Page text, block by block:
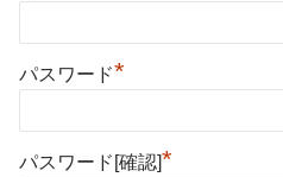
パスワード*
パスワード[確認]*